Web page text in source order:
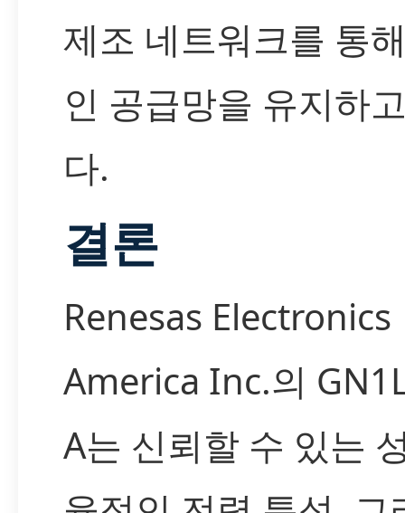
제조 네트워크를 통
인 공급망을 유지하
다.
결론
Renesas Electronics
America Inc.의
A는 신뢰할 수 있는